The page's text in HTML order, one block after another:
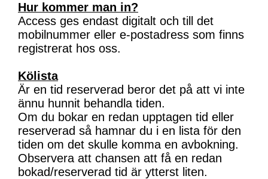
Hur kommer man in?
Access ges endast digitalt och till det
mobilnummer eller e-postadress som finns
registrerat hos oss.
Kölista
Är en tid reserverad beror det på att vi inte
ännu hunnit behandla tiden.
Om du bokar en redan upptagen tid eller
reserverad så hamnar du i en lista för den
tiden om det skulle komma en avbokning.
Observera att chansen att få en redan
bokad/reserverad tid är ytterst liten.